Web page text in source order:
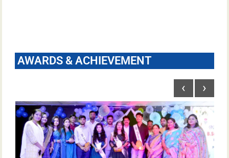
AWARDS & ACHIEVEMENT
‹ ›